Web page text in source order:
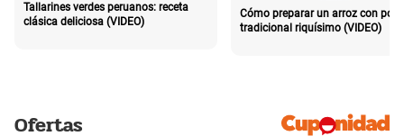
Tallarines verdes peruanos: receta
clásica deliciosa (VIDEO)
Cómo preparar un arroz con pollo
tradicional riquísimo (VIDEO)
Ofertas